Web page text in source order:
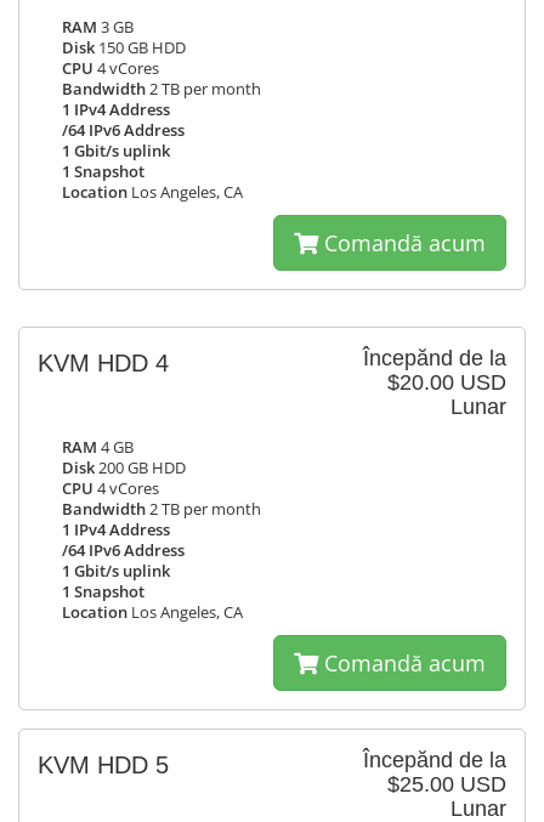
RAM 3 GB
Disk 150 GB HDD
CPU 4 vCores
Bandwidth2 TB per month
1 IPv4 Address
/64 IPv6 Address
1 Gbit/s uplink
1 Snapshot
Location Los Angeles, CA
Comandă acum
Începănd de la
$20.00 USD
Lunar
KVM HDD 4
RAM 4 GB
Disk200 GB HDD
CPU 4 vCores
Bandwidth2 TB per month
1 IPv4 Address
/64 IPv6 Address
1 Gbit/s uplink
1 Snapshot
Location Los Angeles, CA
Comandă acum
Începănd de la
$25.00 USD
Lunar
KVM HDD 5